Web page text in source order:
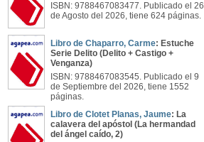
ISBN: 9788467083477. Publicado el 26
de Agosto del 2026, tiene 624 páginas.
Libro de Chaparro, Carme: Estuche
Serie Delito (Delito + Castigo +
Venganza)
ISBN: 9788467083545. Publicado el 9
de Septiembre del 2026, tiene 1552
páginas.
Libro de Clotet Planas, Jaume: La
calavera del apóstol (La hermandad
del ángel caído, 2)